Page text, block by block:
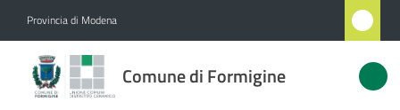
Provincia di Modena
Comune di Formigine
Comune
di